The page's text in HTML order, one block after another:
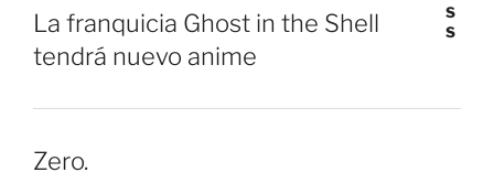
La franquicia Ghost in the Shell
tendrá nuevo anime
Zero.